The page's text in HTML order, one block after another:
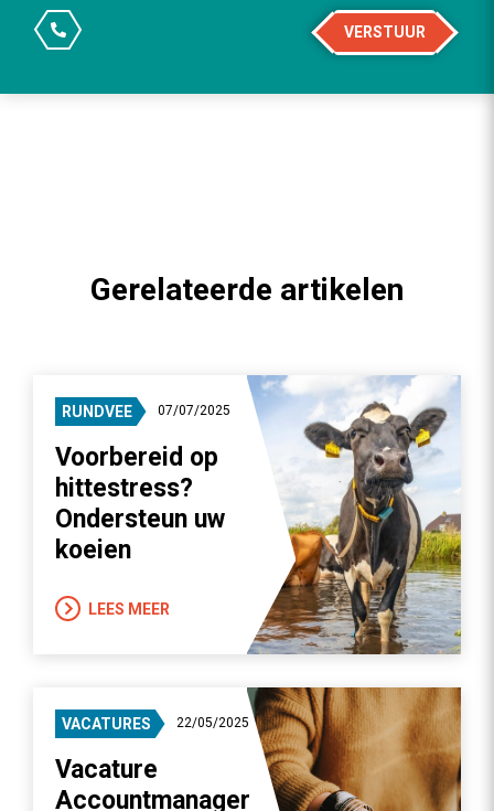
VERSTUUR
Gerelateerde artikelen
RUNDVEE 07/07/2025
Voorbereid op
hittestress?
Ondersteun uw
koeien
LEES MEER
VACATURES 22/05/2025
Vacature
Accountmanager